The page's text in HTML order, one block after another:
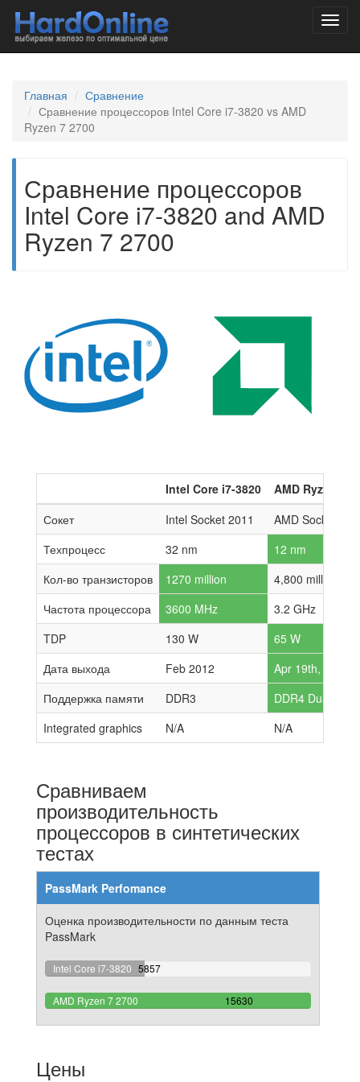
Главная
Сравнение
Сравнение процессоров Intel Core i7-3820 vs AMD
Ryzen 7 2700
Сравнение процессоров
Intel Core i7-3820 and AMD
Ryzen 7 2700
Intel Core i7-3820
AMD Ryzen 7
Сокет
Intel Socket 2011
AMD Socket
Техпроцесс
32 nm
12 nm
Кол-во транзисторов
1270 million
4,800 million
Частота процессора
3600 MHz
3.2 GHz
TDP
130 W
65 W
Дата выхода
Feb 2012
Apr 19th, 2018
Поддержка памяти
DDR3
DDR4 Dual-
Integrated graphics
N/A N/A
Сравниваем
производительность
процессоров в синтетических
тестах
PassMark Perfomance
Оценка производительности по данным теста
PassMark
Intel Core i7-3820 5857
37.472808701216%
AMD Ryzen 7 2700
15630
100%
Цены